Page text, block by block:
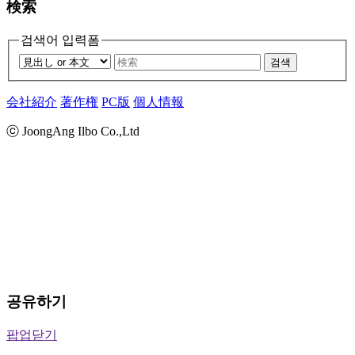
検索
검색어 입력폼
검색
会社紹介 著作権 PC版 個人情報
ⓒ JoongAng Ilbo Co.,Ltd
공유하기
팝업닫기